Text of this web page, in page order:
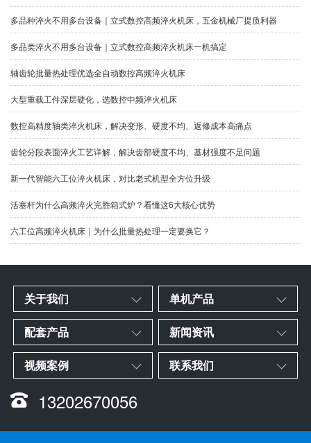
多品种淬火不用多台设备｜立式数控高频淬火机床，五金机械厂提质利器
多品类淬火不用多台设备｜立式数控高频淬火机床一机搞定
​轴齿轮批量热处理优选全自动数控高频淬火机床
大型重载工件深层硬化，选数控中频淬火机床
数控高精度轴类淬火机床，解决变形、硬度不均、返修成本高痛点
齿轮分段表面淬火工艺详解，解决齿部硬度不均、基材强度不足问题
新一代智能六工位淬火机床，对比老式机型全方位升级
​活塞杆为什么高频淬火完胜箱式炉？看懂这6大核心优势
六工位高频淬火机床｜为什么批量热处理一定要换它？
关于我们 单机产品
配套产品 新闻资讯
视频案例 联系我们
13202670056